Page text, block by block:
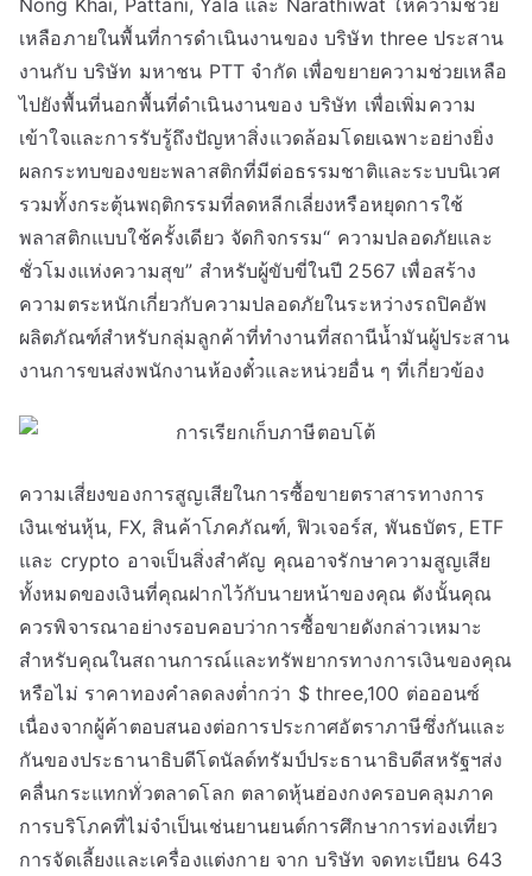
Nong Khai, Pattani, Yala และ Narathiwat ให้ความช่วย
เหลือภายในพื้นที่การดำเนินงานของ บริษัท three ประสาน
งานกับ บริษัท มหาชน PTT จำกัด เพื่อขยายความช่วยเหลือ
ไปยังพื้นที่นอกพื้นที่ดำเนินงานของ บริษัท เพื่อเพิ่มความ
เข้าใจและการรับรู้ถึงปัญหาสิ่งแวดล้อมโดยเฉพาะอย่างยิ่ง
ผลกระทบของขยะพลาสติกที่มีต่อธรรมชาติและระบบนิเวศ
รวมทั้งกระตุ้นพฤติกรรมที่ลดหลีกเลี่ยงหรือหยุดการใช้
พลาสติกแบบใช้ครั้งเดียว จัดกิจกรรม“ ความปลอดภัยและ
ชั่วโมงแห่งความสุข” สำหรับผู้ขับขี่ในปี 2567 เพื่อสร้าง
ความตระหนักเกี่ยวกับความปลอดภัยในระหว่างรถปิคอัพ
ผลิตภัณฑ์สำหรับกลุ่มลูกค้าที่ทำงานที่สถานีน้ำมันผู้ประสาน
งานการขนส่งพนักงานห้องตั๋วและหน่วยอื่น ๆ ที่เกี่ยวข้อง
ความเสี่ยงของการสูญเสียในการซื้อขายตราสารทางการ
เงินเช่นหุ้น, FX, สินค้าโภคภัณฑ์, ฟิวเจอร์ส, พันธบัตร, ETF
และ crypto อาจเป็นสิ่งสำคัญ คุณอาจรักษาความสูญเสีย
ทั้งหมดของเงินที่คุณฝากไว้กับนายหน้าของคุณ ดังนั้นคุณ
ควรพิจารณาอย่างรอบคอบว่าการซื้อขายดังกล่าวเหมาะ
สำหรับคุณในสถานการณ์และทรัพยากรทางการเงินของคุณ
หรือไม่ ราคาทองคำลดลงต่ำกว่า $ three,100 ต่อออนซ์
เนื่องจากผู้ค้าตอบสนองต่อการประกาศอัตราภาษีซึ่งกันและ
กันของประธานาธิบดีโดนัลด์ทรัมป์ประธานาธิบดีสหรัฐฯส่ง
คลื่นกระแทกทั่วตลาดโลก ตลาดหุ้นฮ่องกงครอบคลุมภาค
การบริโภคที่ไม่จำเป็นเช่นยานยนต์การศึกษาการท่องเที่ยว
การจัดเลี้ยงและเครื่องแต่งกาย จาก บริษัท จดทะเบียน 643